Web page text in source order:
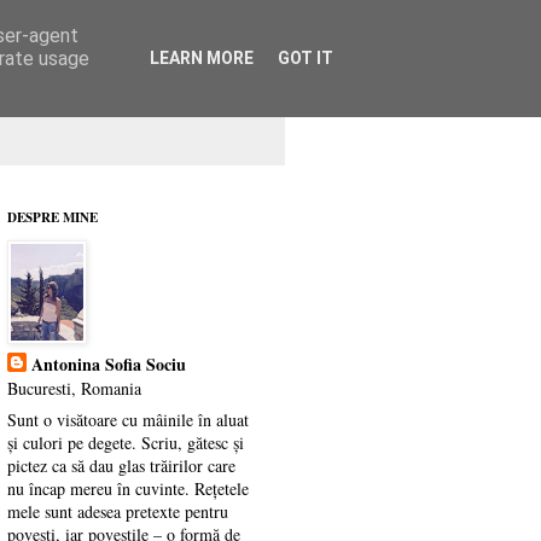
DESPRE MINE
Antonina Sofia Sociu
Bucuresti, Romania
Sunt o visătoare cu mâinile în aluat
și culori pe degete. Scriu, gătesc și
pictez ca să dau glas trăirilor care
nu încap mereu în cuvinte. Rețetele
mele sunt adesea pretexte pentru
povești, iar poveștile – o formă de
agent
usage
LEARN MORE GOT IT